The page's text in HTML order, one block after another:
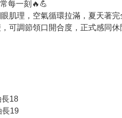
每一刻🔥💪
肌理，空氣循環拉滿，夏天著
可調節領口開合度，正式感同
18
長19